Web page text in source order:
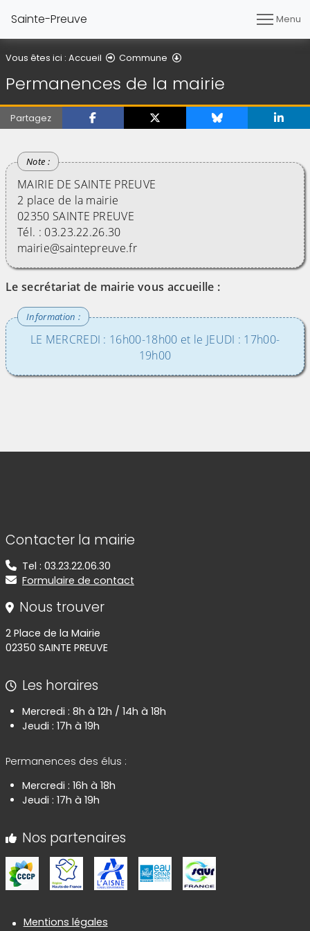
Sainte-Preuve Menu
Vous êtes ici : Accueil Commune
Permanences de la mairie
Partagez
MAIRIE DE SAINTE PREUVE
2 place de la mairie
02350 SAINTE PREUVE
Tél. : 03.23.22.26.30
mairie@saintepreuve.fr
Le secrétariat de mairie vous accueille :
LE MERCREDI : 16h00-18h00 et le JEUDI : 17h00-
19h00
Informations de contact
Contacter la mairie
Tel : 03.23.22.06.30
Formulaire de contact
Nous trouver
2 Place de la Mairie
02350 SAINTE PREUVE
Les horaires
Mercredi : 8h à 12h / 14h à 18h
Jeudi : 17h à 19h
Permanences des élus :
Mercredi : 16h à 18h
Jeudi : 17h à 19h
Nos partenaires
Informations réglementaires
Mentions légales